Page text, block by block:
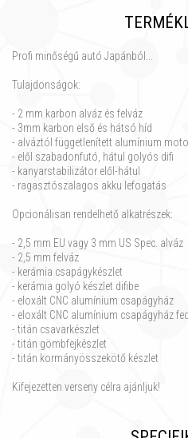
Profi minőségű autó Japánból...
Tulajdonságok:
- 2 mm karbon alváz és felváz
- 3mm karbon első és hátsó híd
- alváztól függetlenített alumínium
- elől szabadonfutó, hátul golyós difi
- kanyarstabilizátor elől-hátul
- ragasztószalagos akku lefogatás
Opcionálisan rendelhető alkatrészek:
- 2,5 mm EU vagy 3 mm US Spec. alváz
- 2,5 mm felváz
- kerámia csapágykészlet
- kerámia golyó készlet difibe
- eloxált CNC alumínium csapágyház
- eloxált CNC alumínium csapágyház
- titán csavarkészlet
- titán gömbfejkészlet
- titán kormányösszekötő készlet
Kifejezetten verseny célra ajánljuk!